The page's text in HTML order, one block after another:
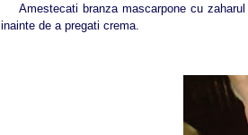
Amestecati branza mascarpone cu zaharul
inainte de a pregati crema.